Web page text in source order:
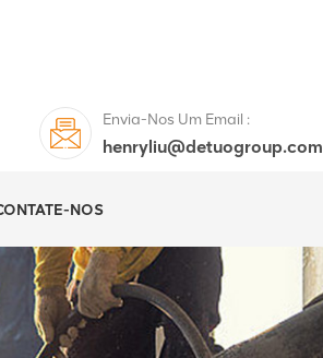
Envia-Nos Um Email :
henryliu@detuogroup.com
NOS